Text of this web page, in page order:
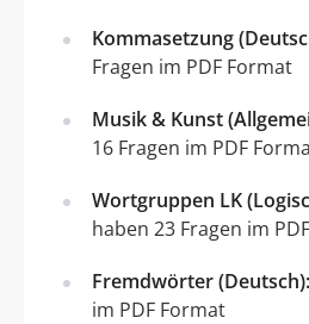
Kommasetzung
Fragen im PDF Format
Musik & Kunst
16 Fragen im PDF
Wortgruppen LK
haben 23 Fragen im
Fremdwörter (Deutsch):
im PDF Format